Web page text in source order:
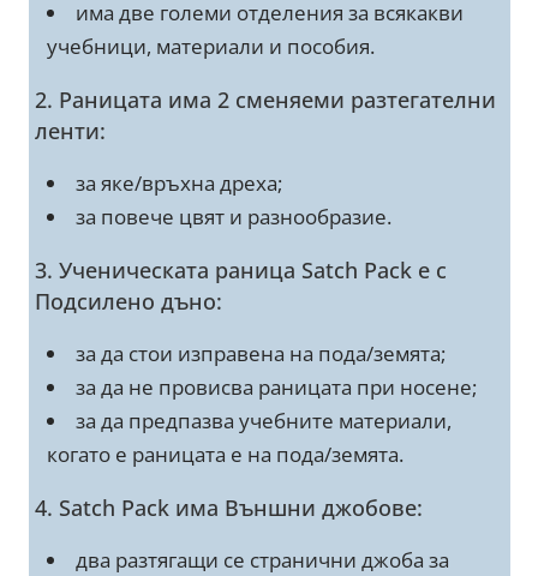
има две големи отделения за всякакви
учебници, материали и пособия.
2. Раницата има 2 сменяеми разтегателни
ленти:
за яке/връхна дреха;
за повече цвят и разнообразие.
3. Ученическата раница Satch Pack е с
Подсилено дъно:
за да стои изправена на пода/земята;
за да не провисва раницата при носене;
за да предпазва учебните материали,
когато е раницата е на пода/земята.
4. Satch Pack има Външни джобове:
два разтягащи се странични джоба за